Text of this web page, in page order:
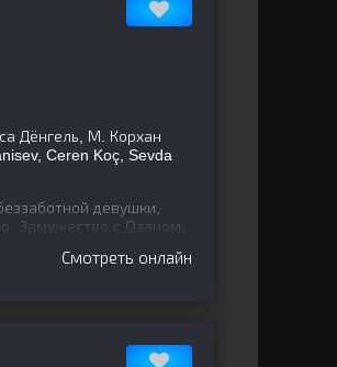
Дёнгель, М. Корхан
Ceren Koç, Sevda
девушки,
Замужество с Озаном,
Смотреть онлайн